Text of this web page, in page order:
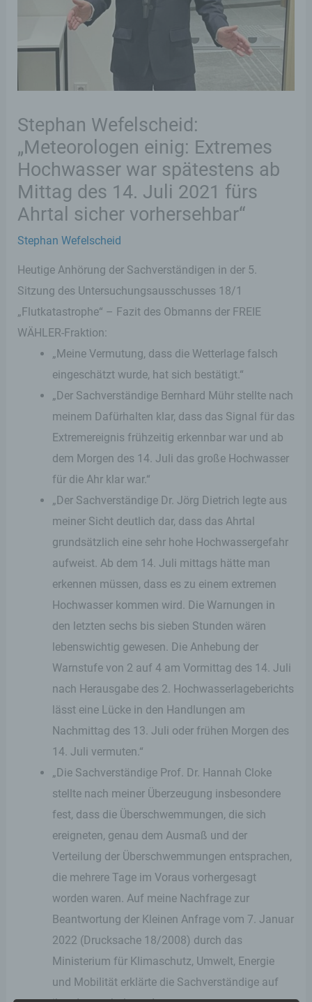
Stephan Wefelscheid:
„Meteorologen einig: Extremes
Hochwasser war spätestens ab
Mittag des 14. Juli 2021 fürs
Ahrtal sicher vorhersehbar“
Stephan Wefelscheid
Heutige Anhörung der Sachverständigen in der 5.
Sitzung des Untersuchungsausschusses 18/1
„Flutkatastrophe“ – Fazit des Obmanns der FREIE
WÄHLER-Fraktion:
„Meine Vermutung, dass die Wetterlage falsch
eingeschätzt wurde, hat sich bestätigt.“
„Der Sachverständige Bernhard Mühr stellte nach
meinem Dafürhalten klar, dass das Signal für das
Extremereignis frühzeitig erkennbar war und ab
dem Morgen des 14. Juli das große Hochwasser
für die Ahr klar war.“
„Der Sachverständige Dr. Jörg Dietrich legte aus
meiner Sicht deutlich dar, dass das Ahrtal
grundsätzlich eine sehr hohe Hochwassergefahr
aufweist. Ab dem 14. Juli mittags hätte man
erkennen müssen, dass es zu einem extremen
Hochwasser kommen wird. Die Warnungen in
den letzten sechs bis sieben Stunden wären
lebenswichtig gewesen. Die Anhebung der
Warnstufe von 2 auf 4 am Vormittag des 14. Juli
nach Herausgabe des 2. Hochwasserlageberichts
lässt eine Lücke in den Handlungen am
Nachmittag des 13. Juli oder frühen Morgen des
14. Juli vermuten.“
„Die Sachverständige Prof. Dr. Hannah Cloke
stellte nach meiner Überzeugung insbesondere
fest, dass die Überschwemmungen, die sich
ereigneten, genau dem Ausmaß und der
Verteilung der Überschwemmungen entsprachen,
die mehrere Tage im Voraus vorhergesagt
worden waren. Auf meine Nachfrage zur
Beantwortung der Kleinen Anfrage vom 7. Januar
2022 (Drucksache 18/2008) durch das
Ministerium für Klimaschutz, Umwelt, Energie
und Mobilität erklärte die Sachverständige auf